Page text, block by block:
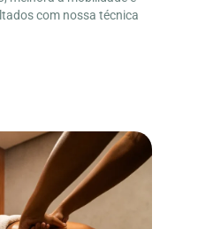
com nossa técnica